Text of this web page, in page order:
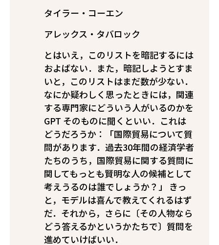
タイラー・コーエン
アレックス・タバロック
とはいえ，このリストを暗記するには
およばない．また，暗記しようとすま
いと，このリストはまだ数が少ない．
なにか疑わしく思ったときには，関連
する専門家にどういう人がいるのかを
GPT そのものに聞くといい．これは
どうだろうか：「国際貿易について質
問があります．過去30年間の経済学者
たちのうち，国際貿易に関する質問に
関してもっとも賢明な人の候補として
考えうるのは誰でしょうか？」 きっ
と，モデルは喜んで教えてくれるはず
だ．それから，さらに〔その人物なら
どう答えるかというかたちで〕質問を
進めていけばいい．